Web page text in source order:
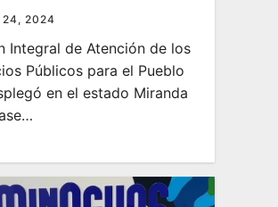
24, 2024
Integral de Atención de los
Públicos para el Pueblo
en el estado Miranda